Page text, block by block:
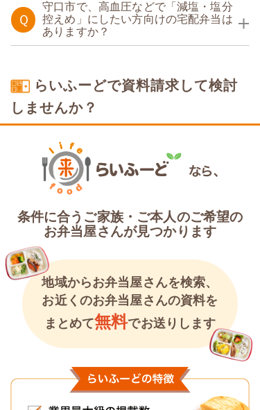
Ｑ
守口市で、高血圧などで「減塩・塩分
控えめ」にしたい方向けの宅配弁当は
ありますか？
らいふーどで資料請求して検討
しませんか？
条件に合うご家族・ご本人のご希望の
お弁当屋さんが見つかります
地域からお弁当屋さんを検索、
お近くのお弁当屋さんの資料を
まとめて無料でお送りします